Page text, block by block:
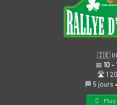
🇮🇪
📅 10 –
🛣️ 1
🏁 5 jours
Plus